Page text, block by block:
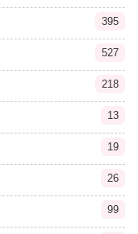
395
527
218
13
19
26
99